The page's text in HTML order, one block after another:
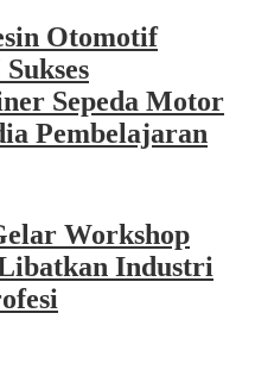
Otomotif
Sepeda Motor
Pembelajaran
Workshop
Industri